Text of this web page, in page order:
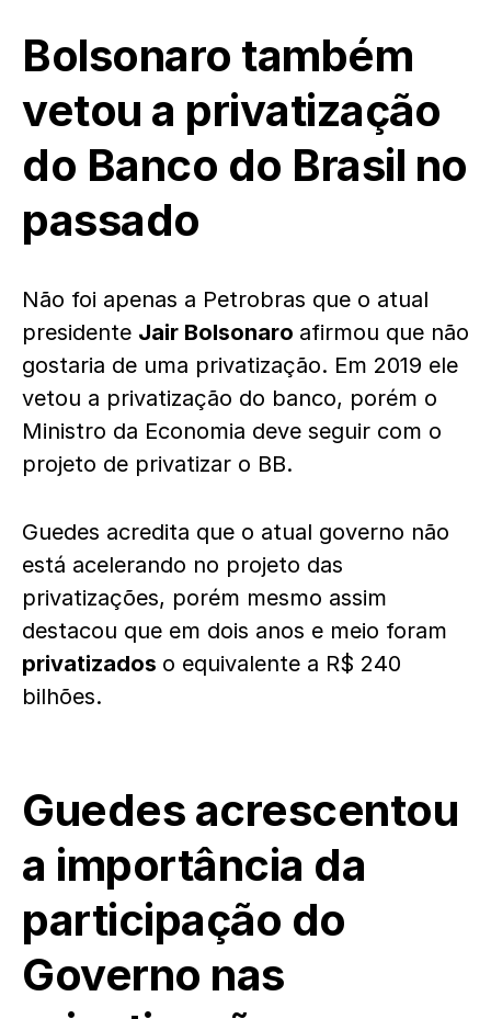
Bolsonaro também
vetou a privatização
do Banco do Brasil no
passado
Não foi apenas a Petrobras que o atual
presidente Jair Bolsonaro afirmou que não
gostaria de uma privatização. Em 2019 ele
vetou a privatização do banco, porém o
Ministro da Economia deve seguir com o
projeto de privatizar o BB.
Guedes acredita que o atual governo não
está acelerando no projeto das
privatizações, porém mesmo assim
destacou que em dois anos e meio foram
privatizados o equivalente a R$ 240
bilhões.
Guedes acrescentou
a importância da
participação do
Governo nas